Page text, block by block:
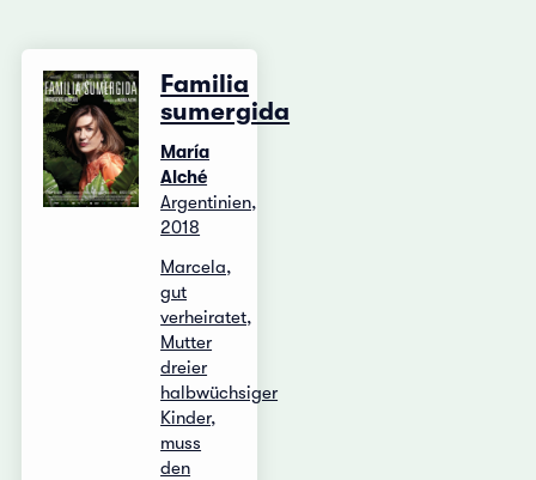
Familia
sumergida
María
Alché
Argentinien,
2018
Marcela,
gut
verheiratet,
Mutter
dreier
halbwüchsiger
Kinder,
muss
den